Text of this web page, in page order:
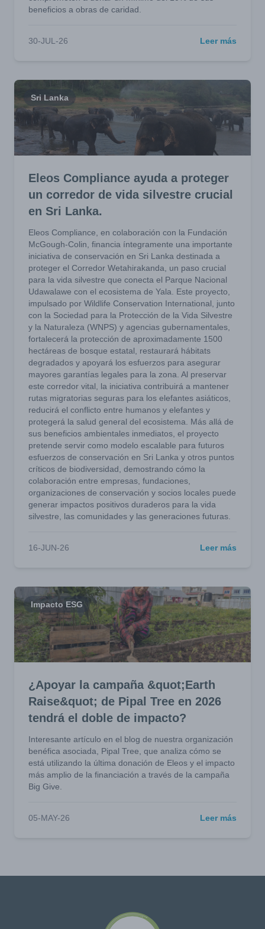
beneficios a obras de caridad.
30-JUL-26 Leer más
Sri Lanka
Eleos Compliance ayuda a proteger
un corredor de vida silvestre crucial
en Sri Lanka.
Eleos Compliance, en colaboración con la Fundación
McGough-Colin, financia íntegramente una importante
iniciativa de conservación en Sri Lanka destinada a
proteger el Corredor Wetahirakanda, un paso crucial
para la vida silvestre que conecta el Parque Nacional
Udawalawe con el ecosistema de Yala. Este proyecto,
impulsado por Wildlife Conservation International, junto
con la Sociedad para la Protección de la Vida Silvestre
y la Naturaleza (WNPS) y agencias gubernamentales,
fortalecerá la protección de aproximadamente 1500
hectáreas de bosque estatal, restaurará hábitats
degradados y apoyará los esfuerzos para asegurar
mayores garantías legales para la zona. Al preservar
este corredor vital, la iniciativa contribuirá a mantener
rutas migratorias seguras para los elefantes asiáticos,
reducirá el conflicto entre humanos y elefantes y
protegerá la salud general del ecosistema. Más allá de
sus beneficios ambientales inmediatos, el proyecto
pretende servir como modelo escalable para futuros
esfuerzos de conservación en Sri Lanka y otros puntos
críticos de biodiversidad, demostrando cómo la
colaboración entre empresas, fundaciones,
organizaciones de conservación y socios locales puede
generar impactos positivos duraderos para la vida
silvestre, las comunidades y las generaciones futuras.
16-JUN-26 Leer más
Impacto ESG
¿Apoyar la campaña &quot;Earth
Raise&quot; de Pipal Tree en 2026
tendrá el doble de impacto?
Interesante artículo en el blog de nuestra organización
benéfica asociada, Pipal Tree, que analiza cómo se
está utilizando la última donación de Eleos y el impacto
más amplio de la financiación a través de la campaña
Big Give.
05-MAY-26 Leer más